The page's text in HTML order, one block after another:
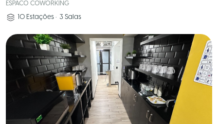
ESPACO COWORKING
10 Estações • 3 Salas